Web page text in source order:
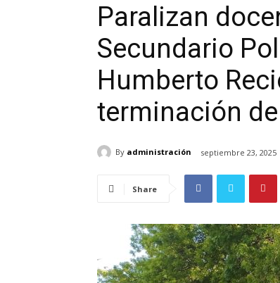
Paralizan
Secundario
Humberto
terminación
By administración septiembre 23, 2025
Share